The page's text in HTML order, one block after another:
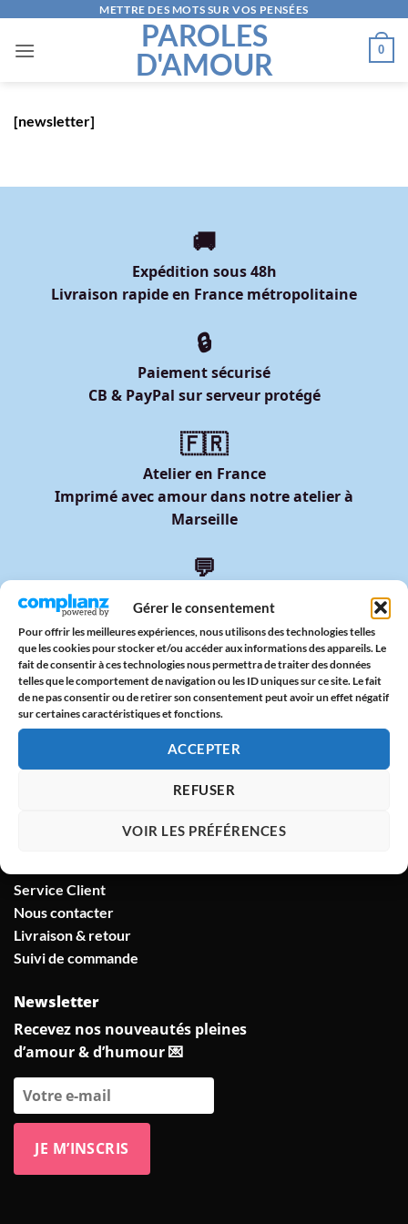
Gérer le consentement
Pour offrir les meilleures expériences, nous utilisons des technologies telles
que les cookies pour stocker et/ou accéder aux informations des appareils. Le
fait de consentir à ces technologies nous permettra de traiter des données
telles que le comportement de navigation ou les ID uniques sur ce site. Le fait
de ne pas consentir ou de retirer son consentement peut avoir un effet négatif
sur certaines caractéristiques et fonctions.
ACCEPTER
REFUSER
VOIR LES PRÉFÉRENCES
contenu
METTRE DES MOTS SUR VOS PENSÉES
PAROLES
D'AMOUR
0
[newsletter]
🚚
Expédition sous 48h
Livraison rapide en France métropolitaine
🔒
Paiement sécurisé
CB & PayPal sur serveur protégé
🇫🇷
Atelier en France
Imprimé avec amour dans notre atelier à
Marseille
💬
Réponse sous 24h garantie
Informations
Mentions légales
Politique de confidentialité
Conditions Générales d'Utilisation (CGU)
Service Client
Nous contacter
Livraison & retour
Suivi de commande
Newsletter
Recevez nos nouveautés pleines
d’amour & d’humour 💌